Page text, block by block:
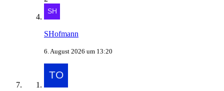
SHofmann
6. August 2026 um 13:20